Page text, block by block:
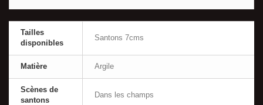
Tailles
disponibles
Santons 7cms
Matière Argile
Scènes de
santons
Dans les champs